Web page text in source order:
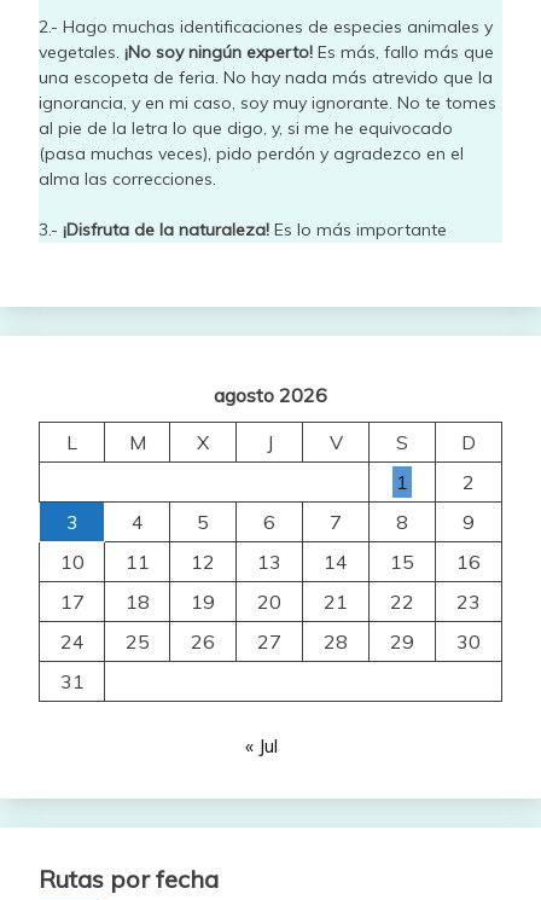
2.- Hago muchas identificaciones de especies animales y
vegetales. ¡No soy ningún experto! Es más, fallo más que
una escopeta de feria. No hay nada más atrevido que la
ignorancia, y en mi caso, soy muy ignorante. No te tomes
al pie de la letra lo que digo, y, si me he equivocado
(pasa muchas veces), pido perdón y agradezco en el
alma las correcciones.
3.- ¡Disfruta de la naturaleza! Es lo más importante
agosto 2026
L
M X J V S
D
1
2
3
4 5 6 7 8
9
10
11 12 13 14 15
16
17
18 19 20 21 22
23
24
25 26 27 28 29
30
31
« Jul
Rutas por fecha